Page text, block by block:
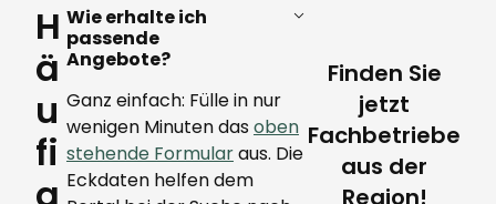
H
ä
u
fi
Wie erhalte ich
passende
Angebote?
Ganz einfach: Fülle in nur
wenigen Minuten dasoben
stehende Formularaus. Die
Eckdaten helfen dem
Finden Sie
jetzt
Fachbetriebe
aus der
Region!